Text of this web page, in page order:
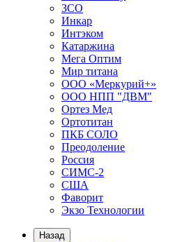
ЗСО
Инкар
Интэком
Катаржина
Мега Оптим
Мир титана
ООО «Меркурий+»
ООО НПП "ДВМ"
Ортез Мед
Ортотитан
ПКБ СОЛО
Преодоление
Россия
СИМС-2
США
Фаворит
Экзо Технологии
Назад